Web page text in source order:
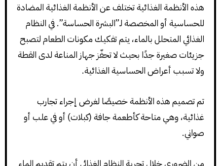
هذه الأنظمة الغذائية تختلف عن الأنظمة الغذائية المضادة
للحساسية أو المخصصة لـ”البشرة الحساسة”. في النظام
الغذائي المتحلل بالماء، يتم تفكيك مكونات الطعام لتصبح
جزيئات صغيرة جدًا بحيث لا تحفّز جهاز المناعة لدى القطة
ولا تسبب أعراض الحساسية الغذائية.
تم تصميم هذه الأنظمة خصيصًا لغرض إجراء تجارب
غذائية، وهي متاحة كأطعمة جافة (كبلات) أو في علب أو
صواني.
من الضروري خلال تجربة النظام الغذائي أن يتم تقديم الماء